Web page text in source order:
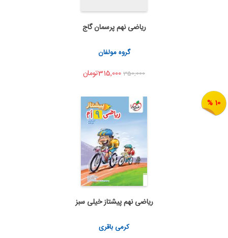
اضافه به سبد خرید
اشتراک گذاری
ریاضی نهم پرسمان گاج
گروه مولفان
350,000
10 %
اضافه به سبد خرید
اشتراک گذاری
ریاضی نهم پیشتاز خیلی سبز
کرمی باقری